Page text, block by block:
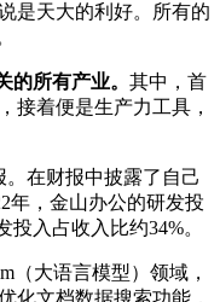
是天大的利好。所有的
的所有产业。 其中，首
接着便是生产力工具，
。在财报中披露了自己
年，金山办公的研发投
投入占收入比约34%。
（大语言模型）领域，